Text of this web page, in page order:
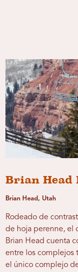
Brian Head
Brian Head, Utah
Rodeado de
de hoja perenne, el
Brian Head cuenta
entre los complejos
el único complejo